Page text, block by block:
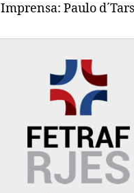
Paulo